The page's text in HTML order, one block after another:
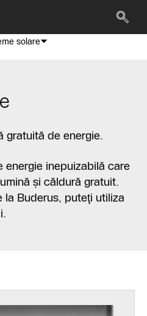
solare
gratuită de energie.
energie inepuizabilă care
şi căldură gratuit.
la Buderus, puteţi utiliza